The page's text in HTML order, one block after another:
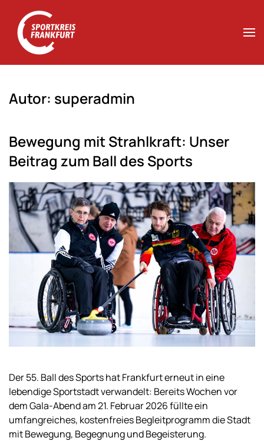
Zum Hauptinhalt springen
Autor: superadmin
Bewegung mit Strahlkraft: Unser
Beitrag zum Ball des Sports
Der 55. Ball des Sports hat Frankfurt erneut in eine
lebendige Sportstadt verwandelt: Bereits Wochen vor
dem Gala-Abend am 21. Februar 2026 füllte ein
umfangreiches, kostenfreies Begleitprogramm die Stadt
mit Bewegung, Begegnung und Begeisterung.